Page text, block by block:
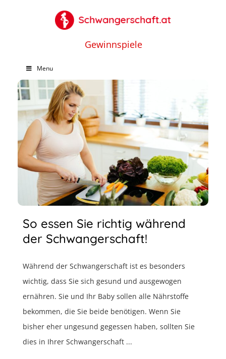
Gewinnspiele
Menu
So essen Sie richtig während
der Schwangerschaft!
Während der Schwangerschaft ist es besonders
wichtig, dass Sie sich gesund und ausgewogen
ernähren. Sie und Ihr Baby sollen alle Nährstoffe
bekommen, die Sie beide benötigen. Wenn Sie
bisher eher ungesund gegessen haben, sollten Sie
dies in Ihrer Schwangerschaft ...